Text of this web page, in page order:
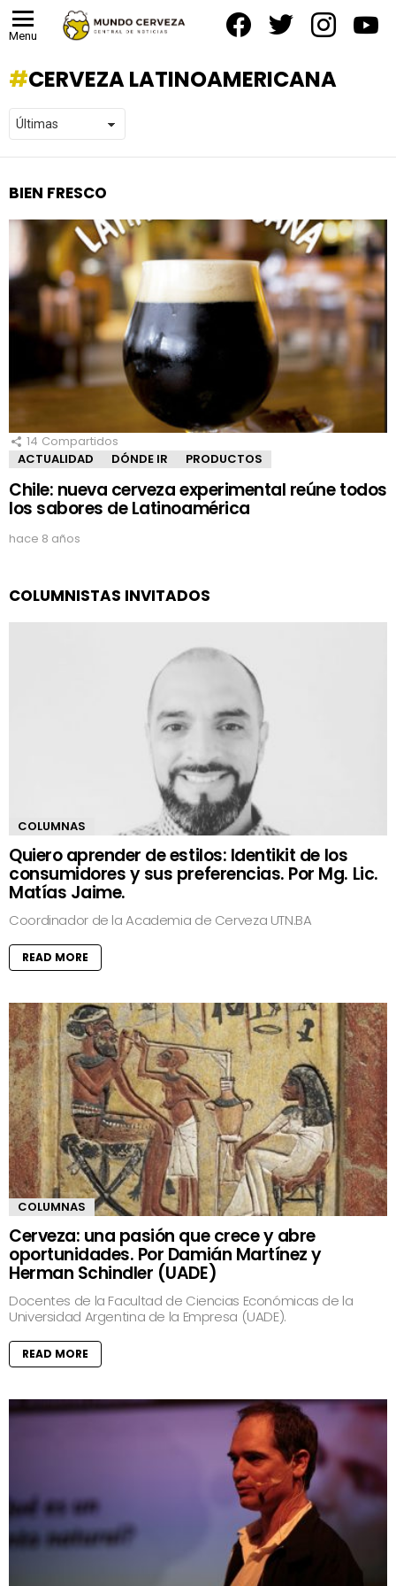
Menu
CERVEZA LATINOAMERICANA
BIEN FRESCO
14 Compartidos
ACTUALIDAD
DÓNDE IR PRODUCTOS
Chile: nueva cerveza experimental reúne todos
los sabores de Latinoamérica
hace 8 años
COLUMNISTAS INVITADOS
COLUMNAS
Quiero aprender de estilos: Identikit de los
consumidores y sus preferencias. Por Mg. Lic.
Matías Jaime.
Coordinador de la Academia de Cerveza UTN.BA
READ MORE
COLUMNAS
Cerveza: una pasión que crece y abre
oportunidades. Por Damián Martínez y
Herman Schindler (UADE)
Docentes de la Facultad de Ciencias Económicas de la
Universidad Argentina de la Empresa (UADE).
READ MORE